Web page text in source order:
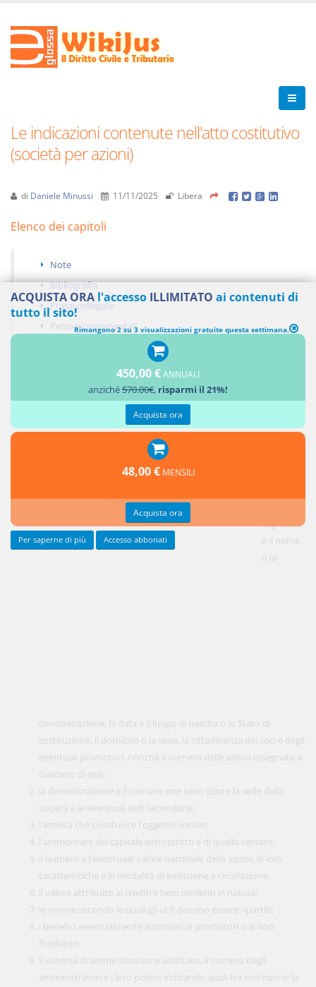
Le indicazioni contenute nell'atto costitutivo
(società per azioni)
di Daniele Minussi 11/11/2025 Libera
Elenco dei capitoli
Note
Bibliografia
Prassi collegate
Percorsi argomentali
Aggiungi un commento
L'art.
cod. civ. esplicita i requisiti dell'atto costitutivo della società
per azioni. La norma è stata innovata all'esito della riforma del 2003
37/2004
alle seguenti indicazioni, che assumeremo in separata specifica
cognome
e il nome
o la
denominazione, la data e il luogo di nascita o lo Stato di
costituzione, il domicilio o la sede, la cittadinanza dei soci e degli
eventuali promotori, nonchè il numero delle azioni assegnate a
ciascuno di essi;
la denominazione e il comune ove sono poste la sede della
società e le eventuali sedi secondarie;
l'attività che costituisce l'oggetto sociale;
l'ammontare del capitale sottoscritto e di quello versato;
il numero e l'eventuale valore nominale delle azioni, le loro
caratteristiche e le modalità di emissione e circolazione;
il valore attribuito ai crediti e beni conferiti in natura;
le norme secondo le quali gli utili devono essere ripartiti;
i benefici eventualmente accordati ai promotori o ai soci
fondatori;
il sistema di amministrazione adottato, il numero degli
amministratori e i loro poteri, indicando quali tra essi hanno la
ACQUISTA ORA l'accesso ILLIMITATO ai contenuti di
tutto il sito!
Rimangono 2 su 3 visualizzazioni gratuite questa settimana.
450,00 €ANNUALI
anziché570.00€, risparmi il 21%!
Acquista ora
48,00 € MENSILI
Acquista ora
Per saperne di più Accesso abbonati